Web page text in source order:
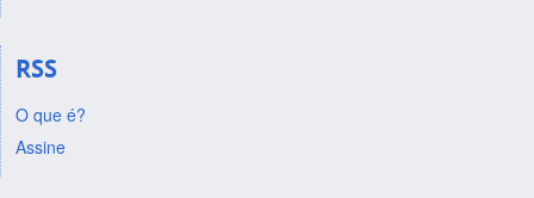
RSS
O que é?
Assine